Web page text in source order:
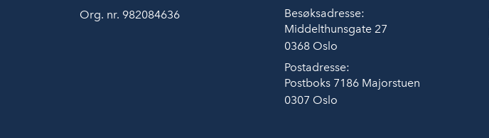
Org. nr. 982084636
Besøksadresse:
Middelthunsgate 27
0368 Oslo
Postadresse:
Postboks 7186 Majorstuen
0307 Oslo